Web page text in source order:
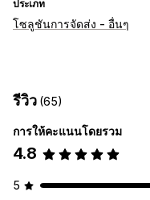
ประเภท
โซลูชันการจัดส่ง - อื่นๆ
รีวิว (65)
การให้คะแนนโดยรวม
4.8
5